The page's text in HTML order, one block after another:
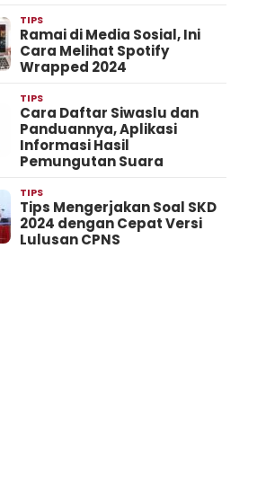
TIPS
Ramai di Media Sosial, Ini
Cara Melihat Spotify
Wrapped 2024
TIPS
Cara Daftar Siwaslu dan
Panduannya, Aplikasi
Informasi Hasil
Pemungutan Suara
TIPS
Tips Mengerjakan Soal SKD
2024 dengan Cepat Versi
Lulusan CPNS